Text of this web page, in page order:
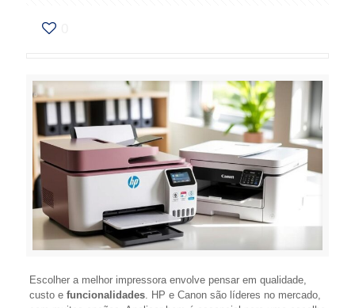
Escolher a melhor impressora envolve pensar em qualidade,
custo e funcionalidades. HP e Canon são líderes no mercado,